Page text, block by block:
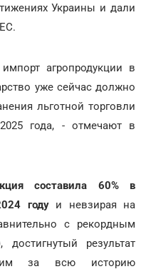
Украины и дали
агропродукции в
уже сейчас должно
льготной торговли
года, - отмечают в
составила 60% в
годуи невзирая на
с рекордным
достигнутый результат
за всю историю